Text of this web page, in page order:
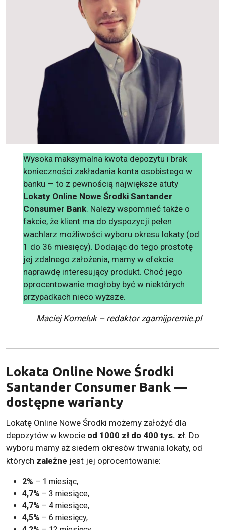
Wysoka maksymalna kwota depozytu i brak
konieczności zakładania konta osobistego w
banku — to z pewnością największe atuty
Lokaty Online Nowe Środki Santander
Consumer Bank. Należy wspomnieć także o
fakcie, że klient ma do dyspozycji pełen
wachlarz możliwości wyboru okresu lokaty (od
1 do 36 miesięcy). Dodając do tego prostotę
jej zdalnego założenia, mamy w efekcie
naprawdę interesujący produkt. Choć jego
oprocentowanie mogłoby być w niektórych
przypadkach nieco wyższe.
Maciej Korneluk – redaktor zgarnijpremie.pl
Lokata Online Nowe Środki
Santander Consumer Bank —
dostępne warianty
Lokatę Online Nowe Środki możemy założyć dla
depozytów w kwocie od 1000 zł do 400 tys. zł. Do
wyboru mamy aż siedem okresów trwania lokaty, od
których zależne jest jej oprocentowanie:
2% – 1 miesiąc,
4,7% – 3 miesiące,
4,7% – 4 miesiące,
4,5% – 6 miesięcy,